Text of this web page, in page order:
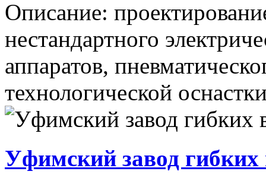
Описание:
нестандартного
аппаратов,
технологической
Уфимский завод гибких